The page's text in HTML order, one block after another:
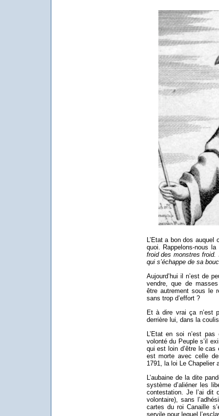
L’Etat a bon dos
quoi. Rappelons-nous
froid des monstres
qui s’échappe de sa
Aujourd’hui il n’est de
vendre, que de
être autrement sous le
sans trop d’effort ?
Et à dire vrai ça n’est
derrière lui, dans la
L’Etat en soi n’est
volonté du Peuple s’il
qui est loin d’être le cas
est morte avec celle
1791, la loi Le Chapelier
L’aubaine de la dite
système d’aliéner les
contestation. Je l’ai dit
volontaire), sans
cartes du roi Canaille
servile pour lequel